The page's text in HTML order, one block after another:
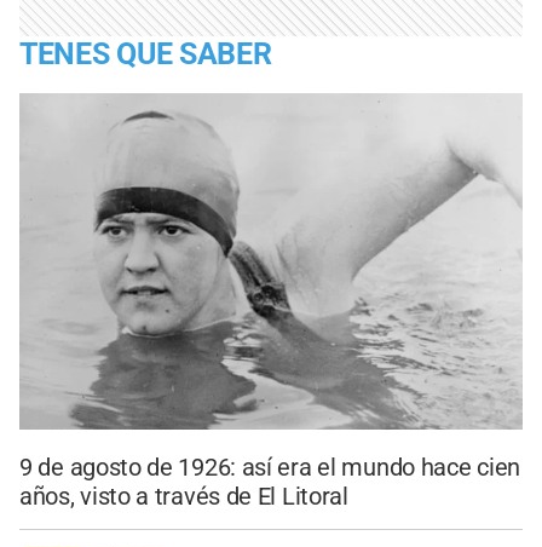
TENES QUE SABER
9 de agosto de 1926: así era el mundo hace cien
años, visto a través de El Litoral